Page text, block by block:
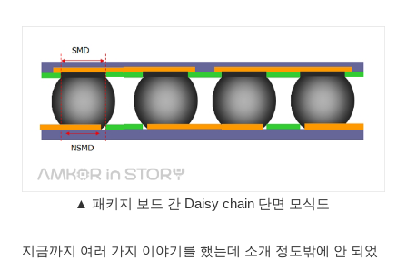
▲ 패키지 보드 간 Daisy chain 단면 모식도
지금까지 여러 가지 이야기를 했는데 소개 정도밖에 안 되었